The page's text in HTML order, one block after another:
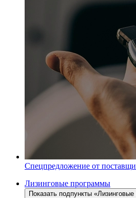
Спецпредложение от
Лизинговые программы
Показать подпункты